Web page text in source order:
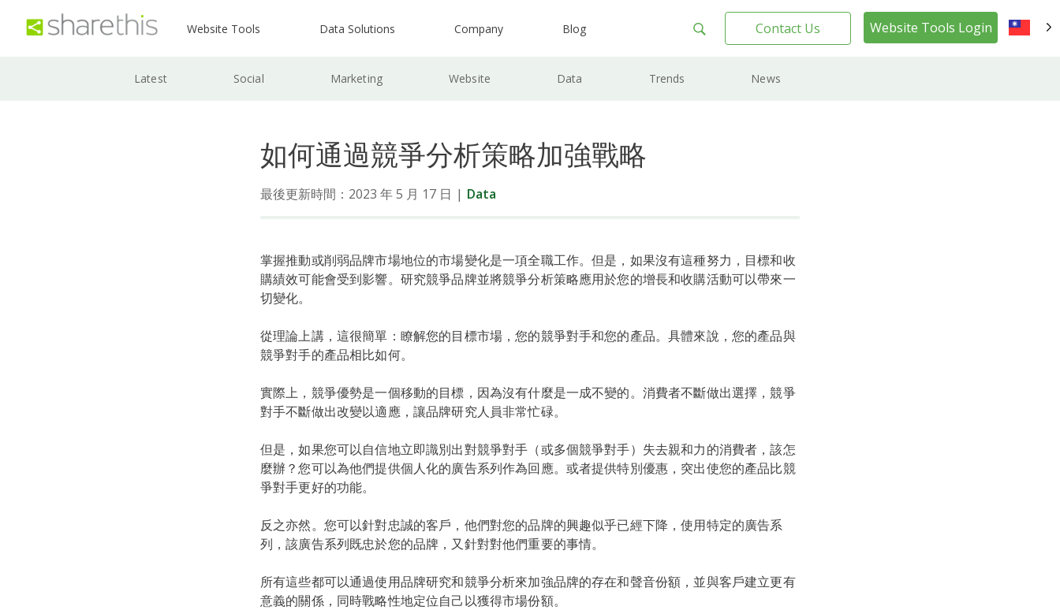
Website Tools Data Solutions Company Blog Contact Us Website Tools Login
Latest Social Marketing Website Data Trends News
如何通過競爭分析策略加強戰略
最後更新時間：2023 年 5 月 17 日 | Data
掌握推動或削弱品牌市場地位的市場變化是一項全職工作。但是，如果沒有這種努力，目標和收
購績效可能會受到影響。研究競爭品牌並將競爭分析策略應用於您的增長和收購活動可以帶來一
切變化。
從理論上講，這很簡單：瞭解您的目標市場，您的競爭對手和您的產品。具體來說，您的產品與
競爭對手的產品相比如何。
實際上，競爭優勢是一個移動的目標，因為沒有什麼是一成不變的。消費者不斷做出選擇，競爭
對手不斷做出改變以適應，讓品牌研究人員非常忙碌。
但是，如果您可以自信地立即識別出對競爭對手（或多個競爭對手）失去親和力的消費者，該怎
麼辦？您可以為他們提供個人化的廣告系列作為回應。或者提供特別優惠，突出使您的產品比競
爭對手更好的功能。
反之亦然。您可以針對忠誠的客戶，他們對您的品牌的興趣似乎已經下降，使用特定的廣告系
列，該廣告系列既忠於您的品牌，又針對對他們重要的事情。
所有這些都可以通過使用品牌研究和競爭分析來加強品牌的存在和聲音份額，並與客戶建立更有
意義的關係，同時戰略性地定位自己以獲得市場份額。